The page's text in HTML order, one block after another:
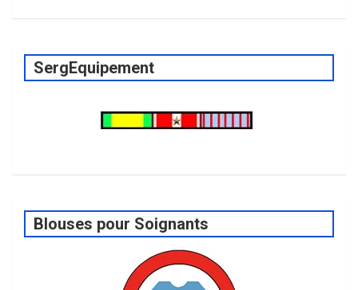
SergEquipement
Blouses pour Soignants